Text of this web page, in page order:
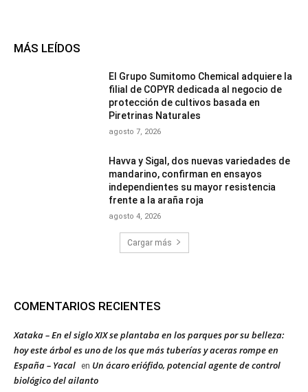
MÁS LEÍDOS
El Grupo Sumitomo Chemical adquiere la
filial de COPYR dedicada al negocio de
protección de cultivos basada en
Piretrinas Naturales
agosto 7, 2026
Havva y Sigal, dos nuevas variedades de
mandarino, confirman en ensayos
independientes su mayor resistencia
frente a la araña roja
agosto 4, 2026
Cargar más
COMENTARIOS RECIENTES
Xataka – En el siglo XIX se plantaba en los parques por su belleza:
hoy este árbol es uno de los que más tuberías y aceras rompe en
España – Yacal
en Un ácaro eriófido, potencial agente de control
biológico del ailanto